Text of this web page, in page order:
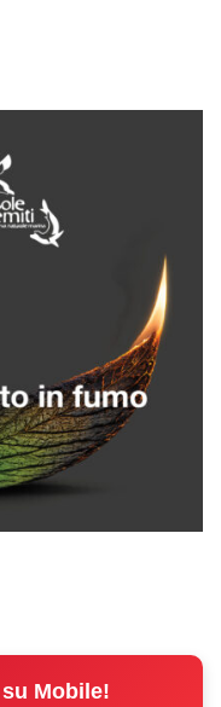
Mobile!